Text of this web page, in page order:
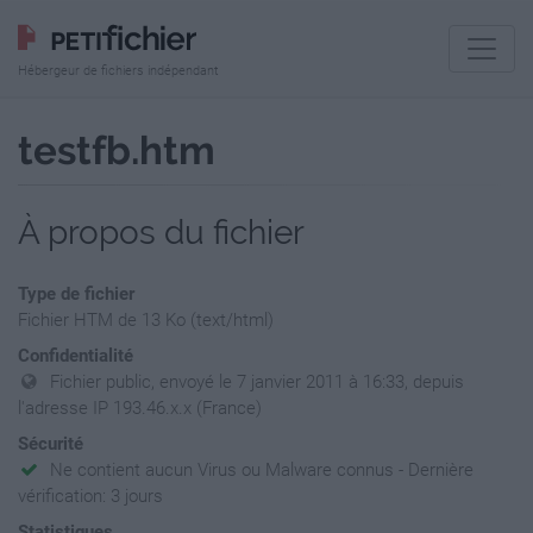
Hébergeur de fichiers indépendant
testfb.htm
À propos du fichier
Type de fichier
Fichier HTM de 13 Ko (text/html)
Confidentialité
Fichier public, envoyé le 7 janvier 2011 à 16:33, depuis
l'adresse IP 193.46.x.x (France)
Sécurité
Ne contient aucun Virus ou Malware connus - Dernière
vérification: 3 jours